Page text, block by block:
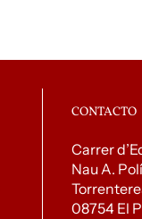
CONTACTO
Carrer
Nau A.
08754 El